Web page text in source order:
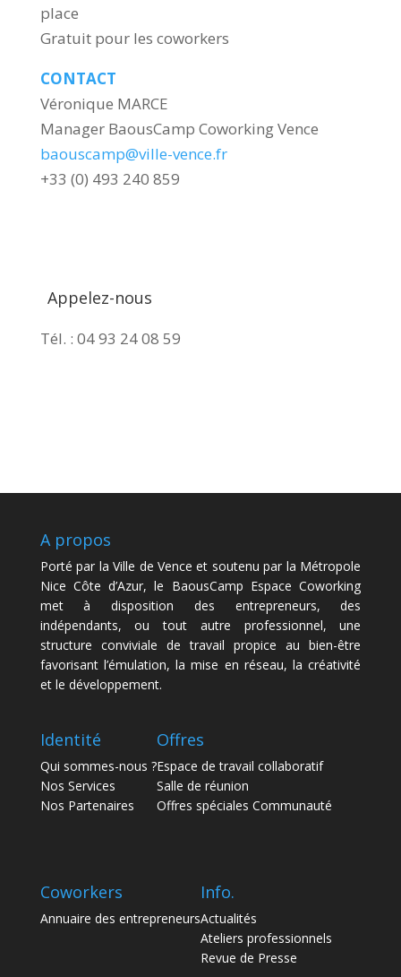
place
Gratuit pour les coworkers
CONTACT
Véronique MARCE
Manager BaousCamp Coworking Vence
baouscamp@ville-vence.fr
+33 (0) 493 240 859
Appelez-nous
Tél. : 04 93 24 08 59
A propos
Porté par laVille de Vence et soutenu par la Métropole
Nice Côte d’Azur, le BaousCamp Espace Coworking
met à disposition des entrepreneurs, des
indépendants, ou tout autre professionnel, une
structure conviviale de travail propice au bien-être
favorisant l’émulation, la mise en réseau, la créativité
et le développement.
Identité
Qui sommes-nous ?
Nos Services
Nos Partenaires
Offres
Espace de travail collaboratif
Salle de réunion
Offres spéciales Communauté
Coworkers
Annuaire des entrepreneurs
Info.
Actualités
Ateliers professionnels
Revue de Presse